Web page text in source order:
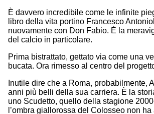
È davvero incredibile come le infinite
libro della vita portino Francesco
nuovamente con Don Fabio. È la
del calcio in particolare.
Prima bistrattato, gettato via come una
bucata. Ora rimesso al centro del
Inutile dire che a Roma, probabilmente,
anni più belli della sua carriera. È la
uno Scudetto, quello della stagione
l’ombra giallorossa del Colosseo non ha